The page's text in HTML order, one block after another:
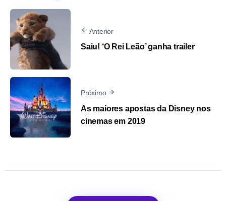
Anterior
Saiu! ‘O Rei Leão’ ganha trailer
Próximo
As maiores apostas da Disney nos
cinemas em 2019